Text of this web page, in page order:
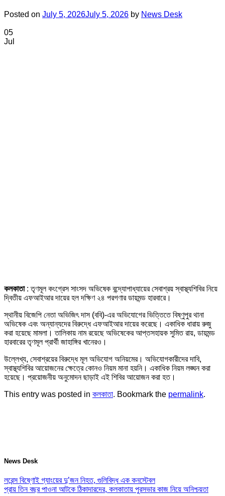
Posted on July 5, 2026July 5, 2026 by News Desk
05
Jul
কলকাতা : তৃণমূল কংগ্রেস সাংসদ অভিষেক বন্দ্যোপাধ্যায়ের সেবাশ্রয় স্বাস্থ্যশিবির নিয়ে
দ্বিতীয় এফআইআর দায়ের হল দক্ষিণ ২৪ পরগণার ডায়মন্ড হারবারে।
স্থানীয় বিজেপি নেতা অভিজিৎ দাস (ববি)-এর অভিযোগের ভিত্তিতে বিষ্ণুপুর থানা
অভিষেক এবং অন্যান্যদের বিরুদ্ধে এফআইআর দায়ের করেছে। একাধিক ধারায় রুজু
করা হয়েছে মামলা। তালিকায় নাম রয়েছে অভিষেকের আপ্তসহায়ক সুমিত রায়, ডায়মন্ড
হারবারের তৃণমূল প্রার্থী জাহাঙ্গির খানেরও।
উল্লেখ্য, সেবাশ্রয়ের বিরুদ্ধে মূল অভিযোগ অনিয়মের। অভিযোগকারীদের দাবি,
স্বাস্থ্যশিবির আয়োজনের ক্ষেত্রে কোনও নিয়ম মানা হয়নি। একাধিক নিয়ম লঙ্ঘন করা
হয়েছে। প্রয়োজনীয় অনুমোদন ছাড়াই এই শিবির আয়োজন করা হত।
This entry was posted in কলকাতা. Bookmark the permalink.
News Desk
লরেন্স বিষ্ণোই গ্যাংয়ের দু’জন নিহত, গুলিবিদ্ধ এক কনস্টেবল
প্রায় তিন বছর পাওনা আটকে ঠিকাদারদের, কলকাতায় পুরসভার কাজ নিয়ে অনিশ্চয়তা